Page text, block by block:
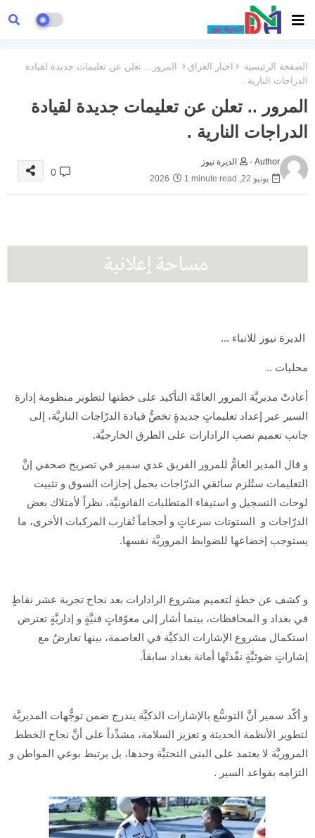
الصفحة الرئيسية اخبار العراق
المرور .. تعلن عن تعليمات جديدة لقيادة
الدراجات النارية .
المرور .. تعلن عن تعليمات جديدة لقيادة
الدراجات النارية .
Author -
الديرة نيوز
يونيو 22, 2026
1 minute read
0
الديرة نيوز للانباء ...
محليات ..
أعادتْ مديريَّة المرور العامَّة التأكيد على خطتها لتطوير منظومة إدارة
السير عبر إعداد تعليماتٍ جديدةٍ تخصُّ قيادة الدرّاجات الناريَّة، إلى
جانب تعميم نصب الرادارات على الطرق الخارجيَّة.
و قال المدير العامُّ للمرور الفريق عدي سمير في تصريح صحفي إنَّ
التعليمات ستُلزم سائقي الدرّاجات بحمل إجازات السوق و تثبيت
لوحات التسجيل و استيفاء المتطلبات القانونيَّة، نظراً لأمتلاك بعض
الدرّاجات و الستوتات سرعاتٍ و أحجاماً تُقارب المركبات الأخرى، ما
يستوجب إخضاعها للضوابط المروريَّة نفسها.
و كشف عن خطةٍ لتعميم مشروع الرادارات بعد نجاح تجربة عشر نقاطٍ
في بغداد و المحافظات، بينما أشار إلى معوّقاتٍ فنيَّةٍ و إداريَّةٍ تعترض
استكمال مشروع الإشارات الذكيَّة في العاصمة، بينها تعارضٌ مع
إشاراتٍ ضوئيَّةٍ نفّذتْها أمانة بغداد سابقاً.
و أكّد سمير أنَّ التوسُّع بالإشارات الذكيَّة يندرج ضمن توجُّهات المديريَّة
لتطوير الأنظمة الحديثة و تعزيز السلامة، مشدِّداً على أنَّ نجاح الخطط
المروريَّة لا يعتمد على البنى التحتيَّة وحدها، بل يرتبط بوعي المواطن و
التزامه بقواعد السير .